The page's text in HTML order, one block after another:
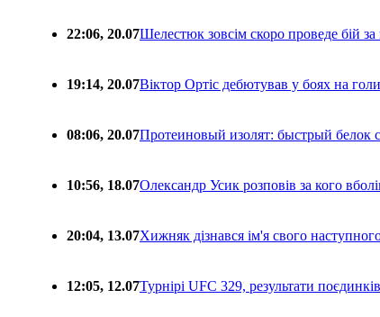
22:06, 20.07Шелестюк зовсім скоро проведе бій
19:14, 20.07Віктор Ортіс дебютував у боях на
08:06, 20.07Протеиновый изолят: быстрый белок
10:56, 18.07Олександр Усик розповів за кого
20:04, 13.07Хижняк дізнався ім'я свого
12:05, 12.07Турнірі UFC 329, результати поєдинків